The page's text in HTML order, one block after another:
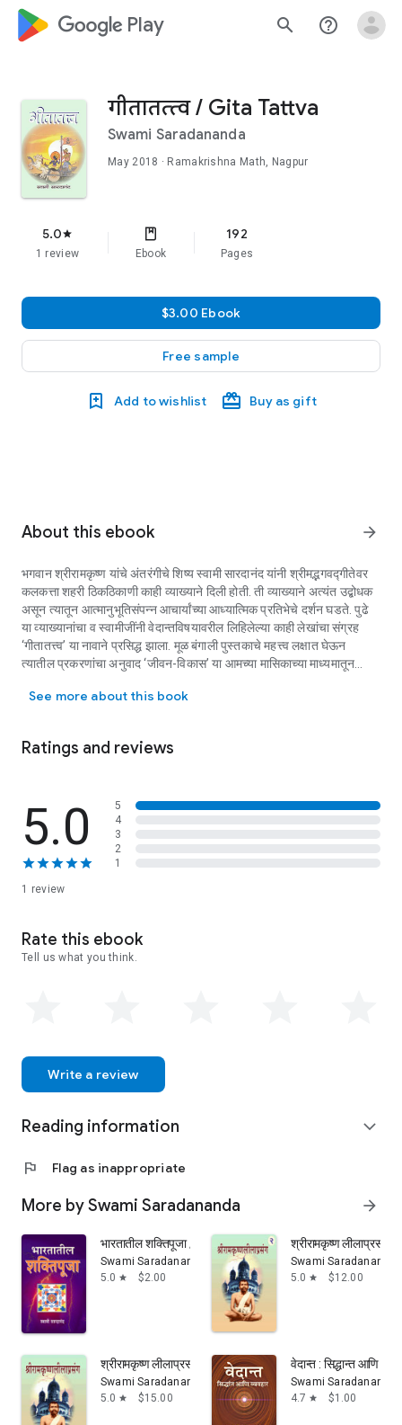
google_logo Play search help_outline
गीतातत्त्व / Gita Tattva
Swami Saradananda
May 2018 · Ramakrishna Math, Nagpur
5.0star
1 review Ebook
192
Pages
$3.00 Ebook
Free sample
Add to wishlist Buy as gift
About this ebook arrow_forward
भगवान श्रीरामकृष्ण यांचे अंतरंगीचे शिष्य स्वामी सारदानंद यांनी श्रीमद्भगवद्गीतेवर
कलकत्ता शहरी ठिकठिकाणी काही व्याख्याने दिली होती. ती व्याख्याने अत्यंत उद्बोधक
असून त्यातून आत्मानुभूतिसंपन्न आचार्यांच्या आध्यात्मिक प्रतिभेचे दर्शन घडते. पुढे
या व्याख्यानांचा व स्वामीजींनी वेदान्तविषयावरील लिहिलेल्या काही लेखांचा संग्रह
‘गीतातत्त्व’ या नावाने प्रसिद्ध झाला. मूळ बंगाली पुस्तकाचे महत्त्व लक्षात घेऊन
त्यातील प्रकरणांचा अनुवाद ‘जीवन-विकास’ या आमच्या मासिकाच्या माध्यमातून
आला.
See more about this book
Ratings and reviews
5.0
1 review
5
4
3
2
1
Rate this ebook
Tell us what you think.
Write a review
Reading information expand_more
flag Flag as inappropriate
More by Swami Saradananda arrow_forward
भारतातील शक्तिपूजा / Bharatatil Shakti Puja
Swami Saradananda
5.0 star $2.00
श्रीरामकृष्ण
Swami Saradananda
5.0 star $12.00
श्रीरामकृष्ण लीलाप्रसंग - 1 / Sri Ramakrishna Lilaprasanga -
Swami Saradananda
5.0 star $15.00
वेदान्त : सिद्धान्त आणि
Swami Saradananda
4.7 star $1.00